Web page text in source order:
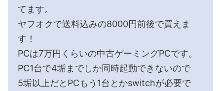
てます。
ヤフオクで送料込みの8000円前後で買えま
す！
PCは7万円くらいの中古ゲーミングPCです。
PC1台で4垢までしか同時起動できないので
5垢以上だとPCもう1台とかswitchが必要で